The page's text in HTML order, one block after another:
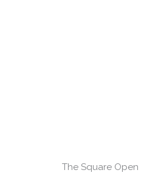
The Square Open